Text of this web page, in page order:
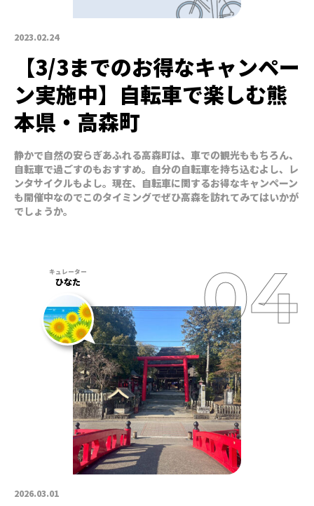
2023.02.24
【3/3までのお得なキャンペー
ン実施中】自転車で楽しむ熊
本県・高森町
静かで自然の安らぎあふれる高森町は、車での観光ももちろん、
自転車で過ごすのもおすすめ。自分の自転車を持ち込むよし、レ
ンタサイクルもよし。現在、自転車に関するお得なキャンペーン
も開催中なのでこのタイミングでぜひ高森を訪れてみてはいかが
でしょうか。
2026.03.01
ひなた